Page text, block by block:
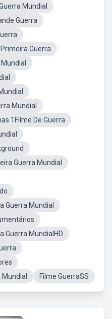
Mundial
Guerra
Guerra
Mundial
1Filme De Guerra
Guerra Mundial
Guerra Mundial
Guerra MundialHD
Filme GuerraSS